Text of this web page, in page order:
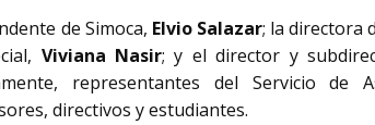
de Simoca, Elvio Salazar; la directora
Viviana Nasir; y el director y
representantes del Servicio de
directivos y estudiantes.